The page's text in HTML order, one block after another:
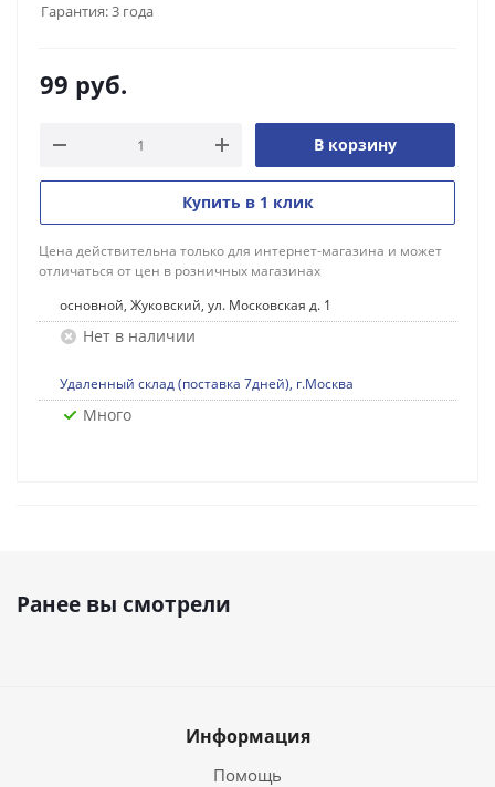
Гарантия:3 года
99 руб.
В корзину
Купить в 1 клик
Цена действительна только для интернет-магазина и может
отличаться от цен в розничных магазинах
основной, Жуковский, ул. Московская д. 1
Нет в наличии
Удаленный склад (поставка 7дней), г.Москва
Много
Ранее вы смотрели
Информация
Помощь